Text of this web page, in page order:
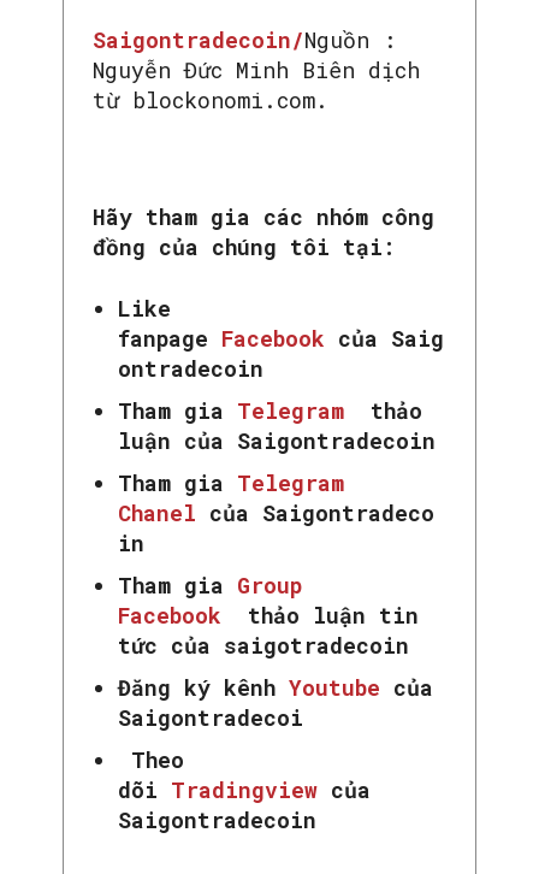
Saigontradecoin/Nguồn :
Nguyễn Đức Minh Biên dịch
từ blockonomi.com.
Hãy tham gia các nhóm công
đồng của chúng tôi tại:
Like
fanpage Facebook của Saig
ontradecoin
Tham gia Telegram
thảo
luận của Saigontradecoin
Tham gia Telegram
Chanel của Saigontradeco
in
Tham gia Group
Facebook
thảo luận tin
tức của saigotradecoin
Đăng ký kênh Youtube của
Saigontradecoi
Theo
dõi Tradingview của
Saigontradecoin